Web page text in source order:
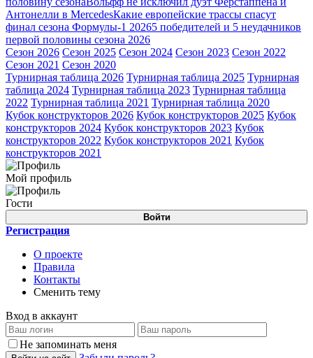
Антонелли в MercedesКакие европейские трассы спасут
финал сезона Формулы-1 20265 победителей и 5 неудачников
первой половины сезона 2026
Сезон 2026 Сезон 2025 Сезон 2024 Сезон 2023 Сезон 2022
Сезон 2021 Сезон 2020
Турнирная таблица 2026 Турнирная таблица 2025 Турнирная
таблица 2024 Турнирная таблица 2023 Турнирная таблица
2022 Турнирная таблица 2021 Турнирная таблица 2020
Кубок конструкторов 2026 Кубок конструкторов 2025 Кубок
конструкторов 2024 Кубок конструкторов 2023 Кубок
конструкторов 2022 Кубок конструкторов 2021 Кубок
конструкторов 2021
Мой профиль
Гости
Войти
Регистрация
О проекте
Правила
Контакты
Сменить тему
Вход в аккаунт
Не запоминать меня